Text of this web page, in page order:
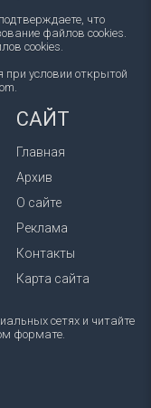
что
файлов cookies.
cookies.
условии открытой
САЙТ
Главная
Архив
О сайте
Реклама
Контакты
Карта сайта
сетях и читайте
формате.